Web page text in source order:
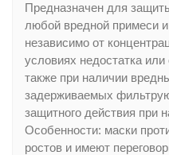
Предназначен для
любой вредной примеси
независимо от
условиях недостатка
также при наличии
задерживаемых
защитного действия при
Особенности: маски
ростов и имеют